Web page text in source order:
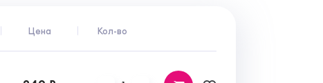
Цена Кол-во